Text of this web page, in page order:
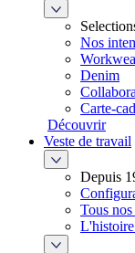
Nos
Denim
Carte-
Découvrir
Veste de travail
Depuis
Tous